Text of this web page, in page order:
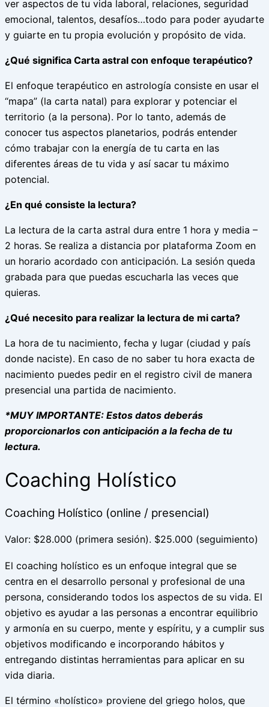
ver aspectos de tu vida laboral, relaciones, seguridad
emocional, talentos, desafíos…todo para poder ayudarte
y guiarte en tu propia evolución y propósito de vida.
¿Qué significa Carta astral con enfoque terapéutico?
El enfoque terapéutico en astrología consiste en usar el
“mapa” (la carta natal) para explorar y potenciar el
territorio (a la persona). Por lo tanto, además de
conocer tus aspectos planetarios, podrás entender
cómo trabajar con la energía de tu carta en las
diferentes áreas de tu vida y así sacar tu máximo
potencial.
¿En qué consiste la lectura?
La lectura de la carta astral dura entre 1 hora y media –
2 horas. Se realiza a distancia por plataforma Zoom en
un horario acordado con anticipación. La sesión queda
grabada para que puedas escucharla las veces que
quieras.
¿Qué necesito para realizar la lectura de mi carta?
La hora de tu nacimiento, fecha y lugar (ciudad y país
donde naciste). En caso de no saber tu hora exacta de
nacimiento puedes pedir en el registro civil de manera
presencial una partida de nacimiento.
*MUY IMPORTANTE: Estos datos deberás
proporcionarlos con anticipación a la fecha de tu
lectura.
Coaching Holístico
Coaching Holístico (online / presencial)
Valor: $28.000 (primera sesión). $25.000 (seguimiento)
El coaching holístico es un enfoque integral que se
centra en el desarrollo personal y profesional de una
persona, considerando todos los aspectos de su vida. El
objetivo es ayudar a las personas a encontrar equilibrio
y armonía en su cuerpo, mente y espíritu, y a cumplir sus
objetivos modificando e incorporando hábitos y
entregando distintas herramientas para aplicar en su
vida diaria.
El término «holístico» proviene del griego holos, que